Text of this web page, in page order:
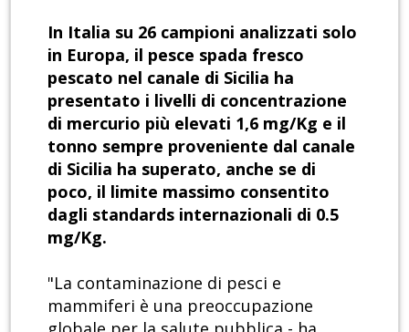
In Italia su 26 campioni analizzati solo
in Europa, il pesce spada fresco
pescato nel canale di Sicilia ha
presentato i livelli di concentrazione
di mercurio più elevati 1,6 mg/Kg e il
tonno sempre proveniente dal canale
di Sicilia ha superato, anche se di
poco, il limite massimo consentito
dagli standards internazionali di 0.5
mg/Kg.
"La contaminazione di pesci e
mammiferi è una preoccupazione